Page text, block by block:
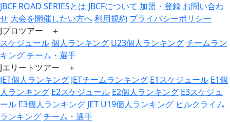
JBCF ROAD SERIESとは JBCFについて 加盟・登録 お問い合わ
せ 大会を開催したい方へ利用規約 プライバシーポリシー
Jプロツアー ＋
スケジュール個人ランキング U23個人ランキングチームラン
キングチーム・選手
Jエリートツアー ＋
JET個人ランキング JETチームランキング E1スケジュール E1個
人ランキング E2スケジュール E2個人ランキング E3スケジュ
ール E3個人ランキング JET U19個人ランキング ヒルクライム
ランキングチーム・選手